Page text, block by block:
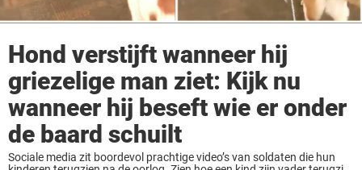
Hond verstijft wanneer hij
griezelige man ziet: Kijk nu
wanneer hij beseft wie er onder
de baard schuilt
Sociale media zit boordevol prachtige video’s van soldaten die hun